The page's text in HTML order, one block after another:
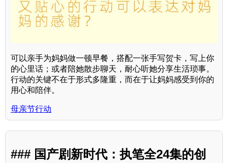
可以亲手为妈妈做一顿早餐，搭配一张手写贺卡，写上你
的心里话；或者陪她散步聊天，耐心听她分享生活琐事。
行动的关键不在于形式多隆重，而在于让妈妈感受到你的
用心和陪伴。
母亲节行动
### 国产剧新时代：执笔全24集的创